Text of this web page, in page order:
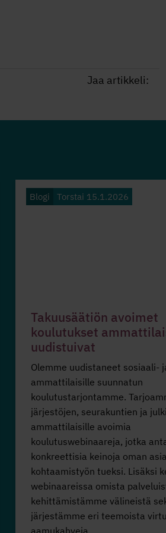
Jaa artikkeli:
Blogi Torstai 15.1.2026
Takuusäätiön avoimet
koulutukset
uudistuivat
Olemme uudistaneet sosiaali-
ammattilaisille suunnatun
koulutustarjontamme.
järjestöjen, seurakuntien ja
ammattilaisille avoimia
koulutuswebinaareja, jotka
konkreettisia keinoja oman
kohtaamistyön tueksi. Lisäksi
webinaareissa omista
kehittämistämme välineistä
järjestämme eri teemoista
aamukahveja.